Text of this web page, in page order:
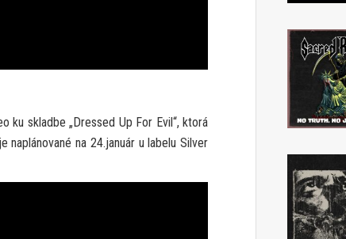
ku skladbe „Dressed Up For Evil“, ktorá
naplánované na 24.január u labelu Silver